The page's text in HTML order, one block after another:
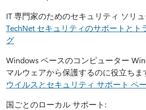
IT 専門家のためのセキュリティ ソリ
TechNet セキュリティのサポートとト
グ
Windows ベースのコンピューター
マルウェアから保護するのに役立ちま
ウイルスとセキュリティ サポート ペ
国ごとのローカル サポート: